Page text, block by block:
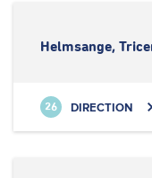
Helmsange,
26 DIRECTION